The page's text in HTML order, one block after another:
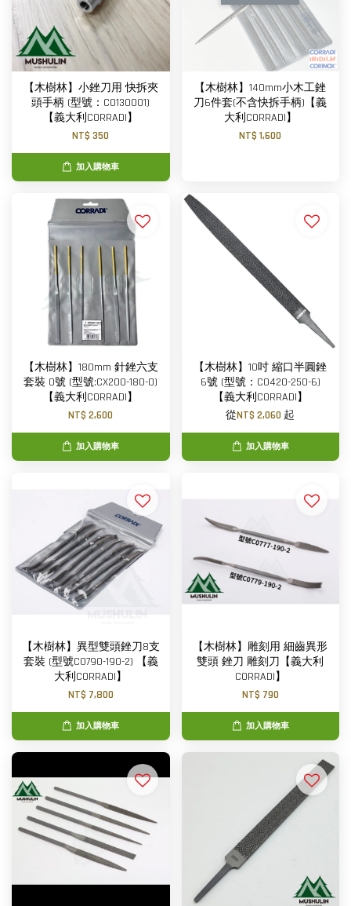
【木樹林】小銼刀用 快拆夾
頭手柄 (型號：C0130001)
【義大利CORRADI】
NT$ 350
加入購物車
【木樹林】140mm小木工銼
刀6件套(不含快拆手柄)【義
大利CORRADI】
NT$ 1,600
【木樹林】180mm 針銼六支
套裝 0號 (型號:CX200-180-0)
【義大利CORRADI】
NT$ 2,600
加入購物車
【木樹林】10吋 縮口半圓銼
6號 (型號：C0420-250-6)
【義大利CORRADI】
從NT$ 2,060 起
加入購物車
【木樹林】異型雙頭銼刀8支
套裝 (型號C0790-190-2) 【義
大利CORRADI】
NT$ 7,800
加入購物車
【木樹林】雕刻用 細齒異形
雙頭 銼刀 雕刻刀【義大利
CORRADI】
NT$ 790
加入購物車